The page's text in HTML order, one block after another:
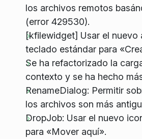
los archivos remotos
(error 429530).
[kfilewidget] Usar el nuevo
teclado estándar para
Se ha refactorizado la
contexto y se ha hecho
RenameDialog: Permitir
los archivos son más
DropJob: Usar el nuevo
para «Mover aquí».